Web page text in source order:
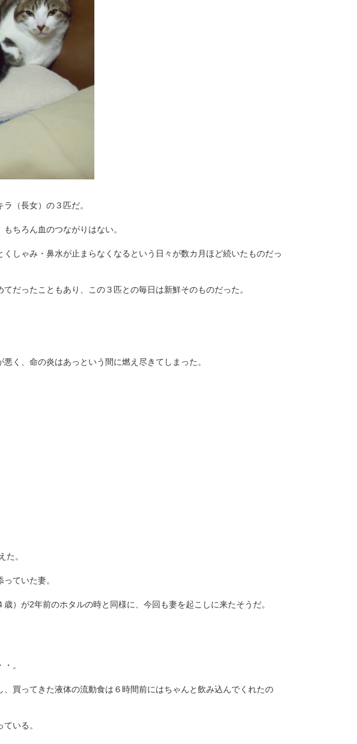
（長女）の３匹だ。
ちろん血のつながりはない。
しゃみ・鼻水が止まらなくなるという日々が数カ月ほど続いたものだっ
だったこともあり、この３匹との毎日は新鮮そのものだった。
く、命の炎はあっという間に燃え尽きてしまった。
た。
ていた妻。
）が2年前のホタルの時と同様に、今回も妻を起こしに来たそうだ。
。
買ってきた液体の流動食は６時間前にはちゃんと飲み込んでくれたの
いる。